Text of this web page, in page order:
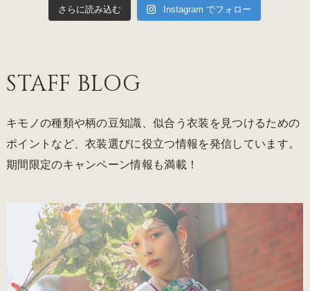
さらに読み込む Instagram でフォロー
STAFF BLOG
キモノの種類や柄の豆知識、似合う衣装を見つけるための
ポイントなど、衣装選びに役立つ情報を発信しています。
期間限定のキャンペーン情報も満載！